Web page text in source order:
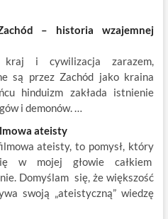
– historia wzajemnej
i cywilizacja zarazem,
są przez Zachód jako kraina
hinduizm zakłada istnienie
i demonów. …
ateisty
ateisty, to pomysł, który
w mojej głowie całkiem
Domyślam się, że większość
swoją „ateistyczną” wiedzę